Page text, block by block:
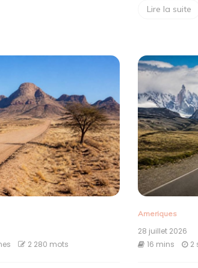
Lire la suite
2 280 mots
Ameriques
28 juillet 2026
16 mins
2